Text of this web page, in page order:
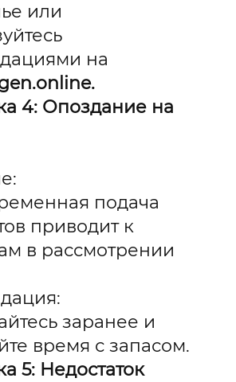
или
на
4: Опоздание на
подача
приводит к
в рассмотрении
заранее и
время с запасом.
5: Недостаток